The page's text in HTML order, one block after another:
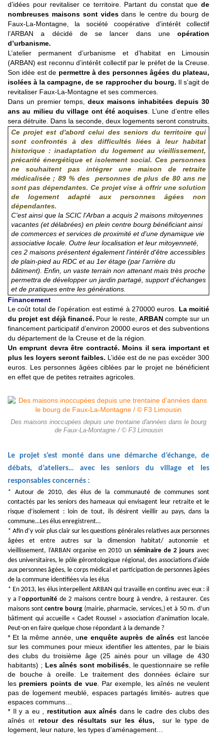
d’idées pour revitaliser ce territoire. Partant du constat que de
nombreuses maisons sont vides dans le centre du bourg de
Faux-La-Montagne, la société coopérative d’intérêt collectif
l’ARBAN a décidé de se lancer dans une opération
d’urbanisme.
L’atelier permanent d’urbanisme et d’habitat en Limousin
(ARBAN) est reconnu d’intérêt collectif par le préfet de la Creuse.
Son idée est de permettre à des personnes âgées du plateau,
isolées à la campagne, de se rapprocher du bourg. Il s’agit de
revitaliser Faux-La-Montagne et ses commerces.
Dans un premier temps, deux maisons inhabitées depuis 30
ans au milieu du village ont été acquises . L’une d’entre elles
sera détruite. Dans la seconde, deux logements seront construits.
Ce projet est d'abord celui des seniors du territoire qui
sont confrontés à des difficultés liées à leur habitat
historique : inadaptation du logement au vieillissement,
précarité énergétique et isolement social. Ces personnes
ne souhaitent pas intégrer une maison de retraite
médicalisée ; 89 % des personnes de plus de 80 ans ne
sont pas dépendantes. Ce projet vise à offrir une solution
de logement adapté aux personnes âgées non
dépendantes.
C'est ainsi que la SCIC l'Arban a acquis 2 maisons mitoyennes
vacantes (et délabrées) en plein centre bourg bénéficiant ainsi
de commerces et services de proximité et d'une dynamique vie
associative locale. Outre leur localisation et leur mitoyenneté,
ces 2 maisons présentent également l'intérêt d'être accessibles
de plain-pied au RDC et au 1er étage (par l'arrière du
bâtiment). Enfin, un vaste terrain non attenant mais très proche
permettra de développer un jardin partagé, support d'échanges
et de pratiques entre les générations.
Financement
Le coût total de l’opération est estimé à 270000 euros. La moitié
du projet est déjà financé. Pour le reste, ARBAN compte sur un
financement participatif d’environ 20000 euros et des subventions
du département de la Creuse et de la région.
Un emprunt devra être contracté. Moins il sera important et
plus les loyers seront faibles. L’idée est de ne pas excéder 300
euros. Les personnes âgées ciblées par le projet ne bénéficient
en effet que de petites retraites agricoles.
Des maisons inoccupées depuis une trentaine d'années dans le bourg
de Faux-La-Montagne / © F3 Limousin
Le projet s’est monté dans une démarche d’échange, de
débats, d’ateliers… avec les seniors du village et les
responsables concernés :
* Autour de 2010, des élus de la communauté de communes sont
contactés par les seniors des hameaux qui envisagent leur retraite et le
risque d’isolement : loin de tout, ils désirent vieillir au pays, dans la
commune…Les élus enregistrent…
* Afin d’y voir plus clair sur les questions générales relatives aux personnes
âgées et entre autres sur la dimension habitat/ autonomie et
vieillissement, l’ARBAN organise en 2010 un séminaire de 2 joursavec
des universitaires, le pôle gérontologique régional, des associations d’aide
aux personnes âgées, le corps médical et participation de personnes âgées
de la commune identifiées via les élus
* En 2013, les élus interpellent ARBAN qui travaille en continu avec eux : il
y a l’opportunité de 2 maisons centre bourg à vendre, à restaurer. Ces
maisons sontcentre bourg(mairie, pharmacie, services,) et à 50 m. d’un
bâtiment qui accueille « Cadet Roussel » association d’animation locale.
Peut-on en faire quelque chose répondant à la demande ?
* Et la même année, une enquête auprès de aînés est lancée
sur les communes pour mieux identifier les attentes, par le biais
des clubs du troisième âge (25 ainés pour un village de 430
habitants) ; Les aînés sont mobilisés, le questionnaire se refile
de bouche à oreille. Le traitement des données éclaire sur
les premiers points de vue. Par exemple, les aînés ne veulent
pas de logement meublé, espaces partagés limités- autres que
espaces communs…
* Il y a eu
restitution aux aînés dans le cadre des clubs des
aînés et retour des résultats sur les élus,
sur le type de
logement, leur nature, les types d’aménagement…